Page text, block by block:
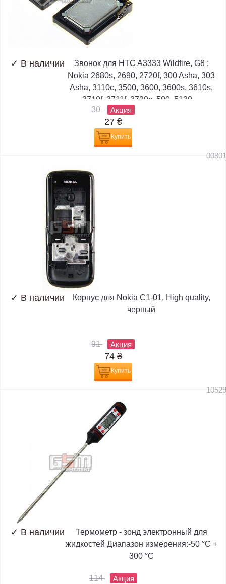
✓ В наличии
Звонок для HTC A3333 Wildfire, G8 ;
Nokia 2680s, 2690, 2720f, 300 Asha, 303
Asha, 3110c, 3500, 3600, 3600s, 3610s,
3710f, 3711f, 3720c, 500, 5130,...
30
Акция
27 ₴
Купить
✓ В наличии
Корпус для Nokia C1-01, High quality,
черный
91 Акция
74 ₴
Купить
✓ В наличии
Термометр - зонд электронный для
жидкостей Диапазон измерения:-50 °C +
300 °C
114 Акция